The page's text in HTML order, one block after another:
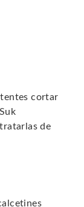
cortar
de